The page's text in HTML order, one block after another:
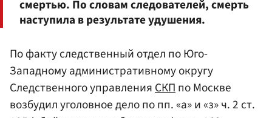
смертью. По словам следователей, смерть
наступила в результате удушения.
По факту следственный отдел по Юго-
Западному административному округу
Следственного управленияСКПпо Москве
возбудил уголовное дело по пп. «а» и «з» ч. 2 ст.